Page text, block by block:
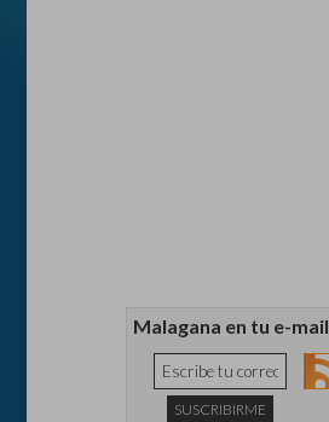
Malagana en tu e-mail